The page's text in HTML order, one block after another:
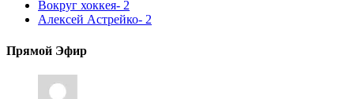
Вокруг хоккея- 2
Алексей Астрейко- 2
Прямой Эфир